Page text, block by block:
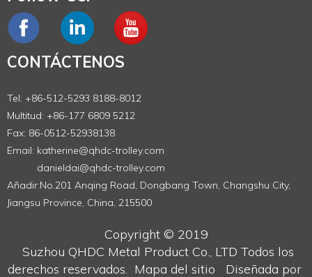
CONTÁCTENOS
Tel: +86-512-5293 8188-8012
Multitud: +86-177 6809 5212
Fax: 86-0512-52938138
Email: katherine@qhdc-trolley.com
danieldai@qhdc-trolley.com
Añadir:No.201 Anqing Road, Dongbang Town, Changshu City,
Jiangsu Province, China, 215500
Copyright © 2019
Suzhou QHDC Metal Product Co., LTD Todos los
derechos reservados.
Mapa del sitio Diseñada por